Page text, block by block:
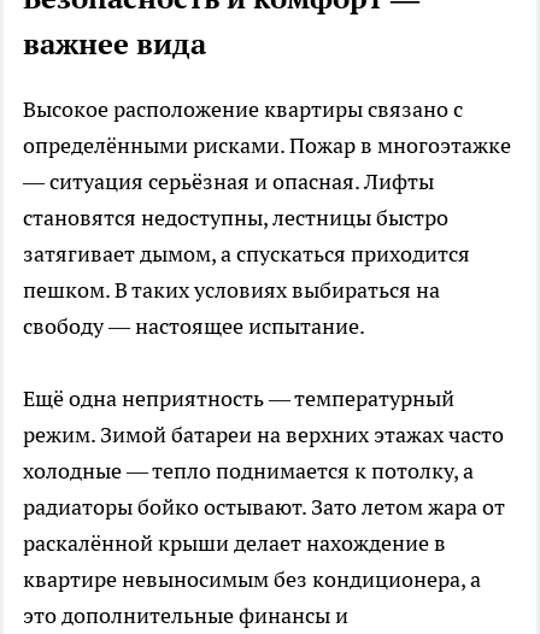
важнее вида
Высокое расположение квартиры связано с
определёнными рисками. Пожар в многоэтажке
— ситуация серьёзная и опасная. Лифты
становятся недоступны, лестницы быстро
затягивает дымом, а спускаться приходится
пешком. В таких условиях выбираться на
свободу — настоящее испытание.
Ещё одна неприятность — температурный
режим. Зимой батареи на верхних этажах часто
холодные — тепло поднимается к потолку, а
радиаторы бойко остывают. Зато летом жара от
раскалённой крыши делает нахождение в
квартире невыносимым без кондиционера, а
это дополнительные финансы и